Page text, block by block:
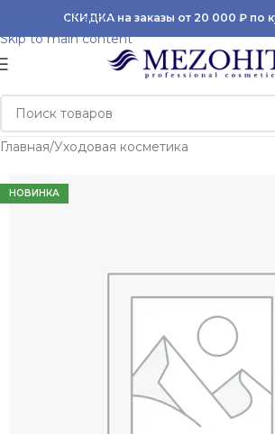
Skip to navigation
Skip to main content
СКИДКА на заказы от 20 000 ₽ по
Главная/Уходовая косметика
НОВИНКА